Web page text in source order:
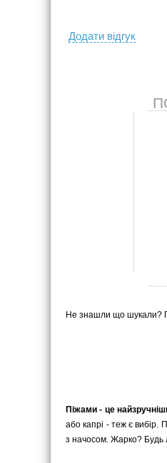
Додати вiдгук
Не знашли що шукали?
Піжами - це
або капрі - теж є вибір.
з начосом. Жарко? Будь